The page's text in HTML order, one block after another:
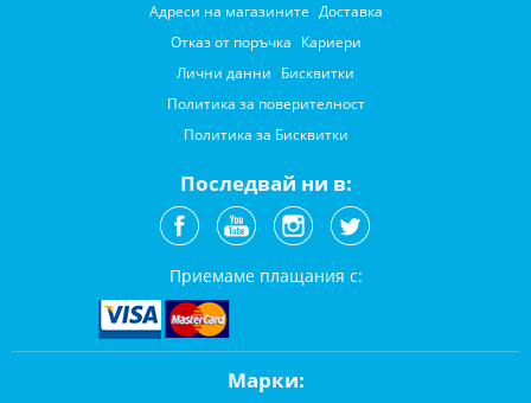
Адреси на магазините Доставка
Отказ от поръчка Кариери
Лични данни Бисквитки
Политика за поверителност
Политика за Бисквитки
Последвай ни в:
Приемаме плащания с:
Марки: